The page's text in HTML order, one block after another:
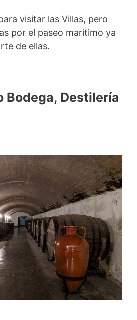
visitar las Villas, pero
por el paseo marítimo ya
de ellas.
Bodega, Destilería